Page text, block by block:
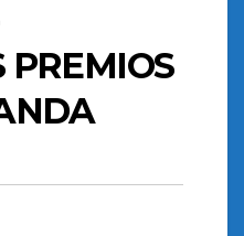
PREMIOS